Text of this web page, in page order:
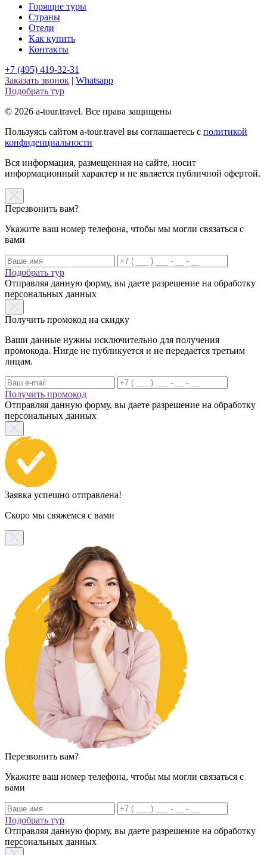
Горящие туры
Страны
Отели
Как купить
Контакты
+7 (495) 419-32-31
Заказать звонок | Whatsapp
Подобрать тур
© 2026 a-tour.travel. Все права защищены
Пользуясь сайтом a-tour.travel вы соглашаетесь с политикой
конфиденциальности
Вся информация, размещенная на сайте, носит
информационный характер и не является публичной офертой.
Перезвонить вам?
Укажите ваш номер телефона, чтобы мы могли связаться с
вами
Подобрать тур
Отправляя данную форму, вы даете разрешение на обработку
персональных данных
Получить промокод на скидку
Ваши данные нужны исключительно для получения
промокода. Нигде не публикуется и не передается третьим
лицам.
Получить промокод
Отправляя данную форму, вы даете разрешение на обработку
персональных данных
Заявка успешно отправлена!
Скоро мы свяжемся с вами
Перезвонить вам?
Укажите ваш номер телефона, чтобы мы могли связаться с
вами
Подобрать тур
Отправляя данную форму, вы даете разрешение на обработку
персональных данных